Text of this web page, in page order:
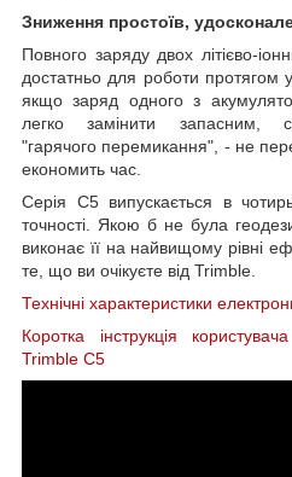
Зниження простоїв,
Повного заряду двох літієво-
достатньо для роботи протягом
якщо заряд одного з
легко замінити запасним,
"гарячого перемикання", - не
економить час.
Серія C5 випускається в
точності. Якою б не була
виконає її на найвищому рівні
те, що ви очікуєте від Trimble.
Технічні характеристики
Коротка інструкція
Trimble C5